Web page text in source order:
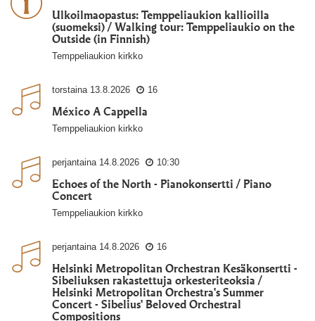
Ulkoilmaopastus: Temppeliaukion kallioilla
(suomeksi) / Walking tour: Temppeliaukio on the
Outside (in Finnish)
Temppeliaukion kirkko
torstaina 13.8.2026 16
México A Cappella
Temppeliaukion kirkko
perjantaina 14.8.2026 10:30
Echoes of the North - Pianokonsertti / Piano
Concert
Temppeliaukion kirkko
perjantaina 14.8.2026 16
Helsinki Metropolitan Orchestran Kesäkonsertti -
Sibeliuksen rakastettuja orkesteriteoksia /
Helsinki Metropolitan Orchestra's Summer
Concert - Sibelius' Beloved Orchestral
Compositions